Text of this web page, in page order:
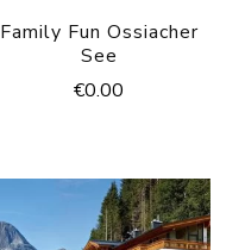
Family Fun Ossiacher
See
€0.00